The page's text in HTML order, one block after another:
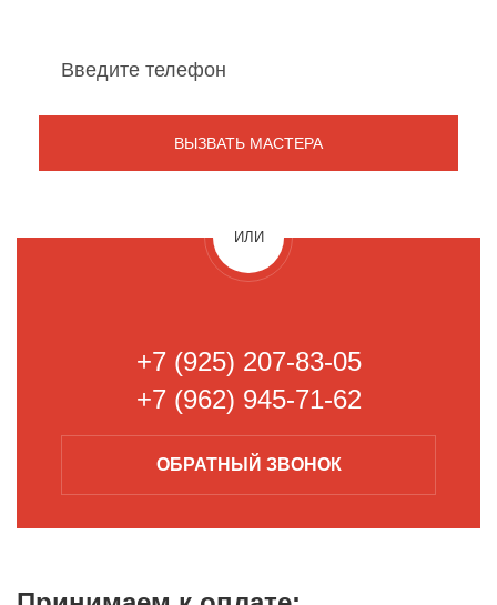
ИЛИ
+7 (925) 207-83-05
+7 (962) 945-71-62
ОБРАТНЫЙ ЗВОНОК